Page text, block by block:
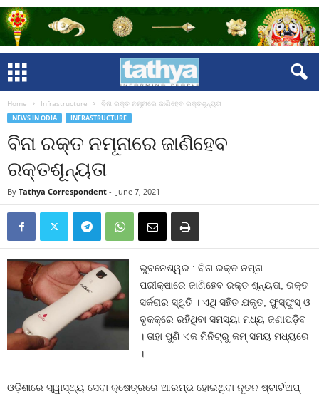
Home Infrastructure ବିନା ରକ୍ତ ନମୂନାରେ ଜାଣିହେବ ରକ୍ତଶୂନ୍ୟତା
NEWS IN ODIA INFRASTRUCTURE
ବିନା ରକ୍ତ ନମୂନାରେ ଜାଣିହେବ
ରକ୍ତଶୂନ୍ୟତା
By Tathya Correspondent - June 7, 2021
ଭୁବନେଶ୍ୱର : ବିନା ରକ୍ତ ନମୂନା
ପରୀକ୍ଷାରେ ଜାଣିହେବ ରକ୍ତ ଶୂନ୍ୟତା, ରକ୍ତ
ସର୍କରାର ସ୍ଥିତି । ଏଥି ସହିତ ଯକୃତ, ଫୁସ୍‌ଫୁସ୍‌ ଓ
ବୃକକ୍‌ରେ ରହିଥିବା ସମସ୍ୟା ମଧ୍ୟ ଜଣାପଡ଼ିବ
। ତାହା ପୁଣି ଏକ ମିନିଟ୍‌ରୁ କମ୍‌ ସମୟ ମଧ୍ୟରେ
।
ଓଡ଼ିଶାରେ ସ୍ୱାସ୍ଥ୍ୟ ସେବା କ୍ଷେତ୍ରରେ ଆରମ୍ଭ ହୋଇଥିବା ନୂତନ ଷ୍ଟାର୍ଟଅପ୍‌